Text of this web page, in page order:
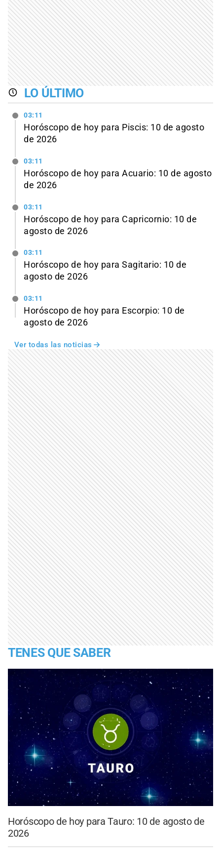
LO ÚLTIMO
03:11
Horóscopo de hoy para Piscis: 10 de agosto
de 2026
03:11
Horóscopo de hoy para Acuario: 10 de agosto
de 2026
03:11
Horóscopo de hoy para Capricornio: 10 de
agosto de 2026
03:11
Horóscopo de hoy para Sagitario: 10 de
agosto de 2026
03:11
Horóscopo de hoy para Escorpio: 10 de
agosto de 2026
Ver todas las noticias
TENES QUE SABER
Horóscopo de hoy para Tauro: 10 de agosto de
2026